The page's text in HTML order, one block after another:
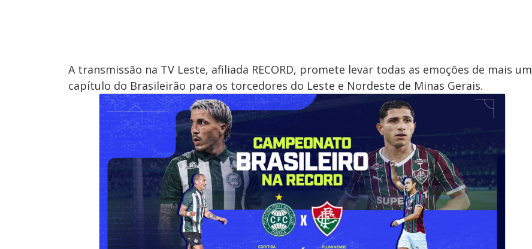
A transmissão na TV Leste, afiliada RECORD, promete levar todas as emoções de mais um
capítulo do Brasileirão para os torcedores do Leste e Nordeste de Minas Gerais.